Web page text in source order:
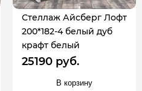
Стеллаж Айсберг Лофт
200*182-4 белый дуб
крафт белый
25190 руб.
В корзину